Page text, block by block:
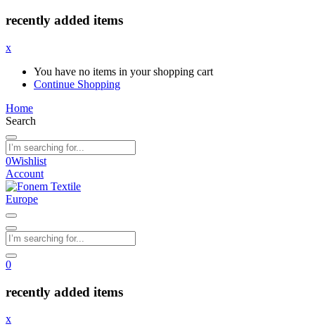
recently added items
x
You have no items in your shopping cart
Continue Shopping
Home
Search
0Wishlist
Account
0
recently added items
x